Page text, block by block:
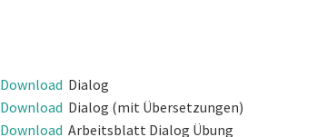
Download Dialog
Download Dialog (mit Übersetzungen)
Download Arbeitsblatt Dialog Übung